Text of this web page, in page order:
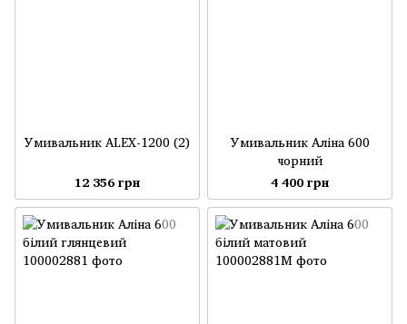
Умивальник ALEX-1200 (2)
12 356 грн
Умивальник Аліна 600
чорний
4 400 грн